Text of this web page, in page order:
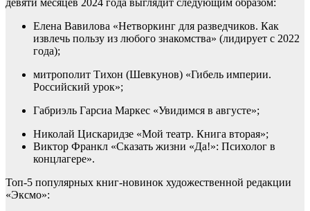
Елена Вавилова «Нетворкинг для разведчиков. Как
извлечь пользу из любого знакомства» (лидирует с 2022
года);
митрополит Тихон (Шевкунов) «Гибель империи.
Российский урок»;
Габриэль Гарсиа Маркес «Увидимся в августе»;
Николай Цискаридзе «Мой театр. Книга вторая»;
Виктор Франкл «Сказать жизни «Да!»: Психолог в
концлагере».
Топ-5 популярных книг-новинок художественной редакции
«Эксмо»: